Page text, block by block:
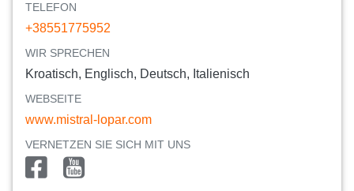
TELEFON
+38551775952
WIR SPRECHEN
Kroatisch, Englisch, Deutsch, Italienisch
WEBSEITE
www.mistral-lopar.com
VERNETZEN SIE SICH MIT UNS